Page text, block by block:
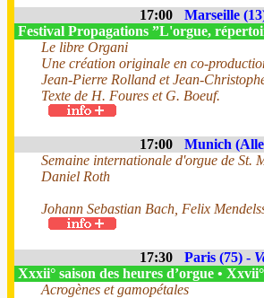
17:00 Marseille
Festival Propagations ”L'orgue,
Le libre Organi
Une création originale en co-
Jean-Pierre Rolland et Jean-
Texte de H. Foures et G. Boeuf.
17:00 Munich
Semaine internationale d'orgue de St.
Daniel Roth
Johann Sebastian Bach, Felix
17:30 Paris (75) -
Xxxii° saison des heures d’orgue •
Acrogènes et gamopétales